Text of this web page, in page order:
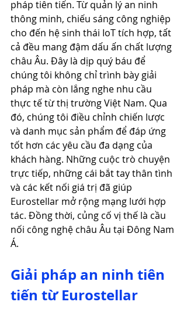
pháp tiên tiến. Từ quản lý an ninh
thông minh, chiếu sáng công nghiệp
cho đến hệ sinh thái IoT tích hợp, tất
cả đều mang đậm dấu ấn chất lượng
châu Âu. Đây là dịp quý báu để
chúng tôi không chỉ trình bày giải
pháp mà còn lắng nghe nhu cầu
thực tế từ thị trường Việt Nam. Qua
đó, chúng tôi điều chỉnh chiến lược
và danh mục sản phẩm để đáp ứng
tốt hơn các yêu cầu đa dạng của
khách hàng. Những cuộc trò chuyện
trực tiếp, những cái bắt tay thân tình
và các kết nối giá trị đã giúp
Eurostellar mở rộng mạng lưới hợp
tác. Đồng thời, củng cố vị thế là cầu
nối công nghệ châu Âu tại Đông Nam
Á.
Giải pháp an ninh tiên
tiến từ Eurostellar